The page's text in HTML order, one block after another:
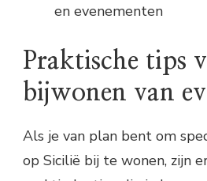
en evenementen
Praktische tips
bijwonen van
Als je van plan bent om
op Sicilië bij te wonen, zijn